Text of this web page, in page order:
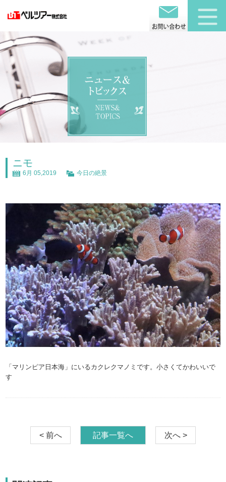
ニモ
6月 05,2019 今日の絶景
「マリンピア日本海」にいるカクレクマノミです。小さくてかわいいで
す
< 前へ 記事一覧へ 次へ >